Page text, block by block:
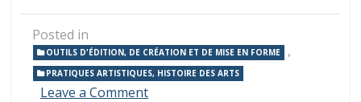
Posted in
OUTILS D'ÉDITION, DE CRÉATION ET DE MISE EN FORME ,
PRATIQUES ARTISTIQUES, HISTOIRE DES ARTS
Leave a Commenton